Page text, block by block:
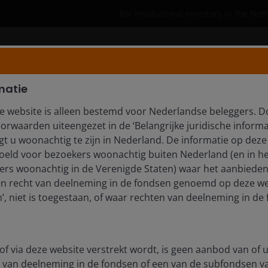
investment landscape. Explore timely
website is alleen bestemd voor Nederlandse beleggers.
uiteengezet in de ‘Belangrijke juridische
u woonachtig te zijn in Nederland. De informatie op
voor bezoekers woonachtig buiten Nederland (en in
woonachtig in de Verenigde Staten) waar het
recht van deelneming in de fondsen genoemd op deze
niet is toegestaan, of waar rechten van deelneming in
via deze website verstrekt wordt, is geen aanbod van of
deelneming in de fondsen of een van de subfondsen